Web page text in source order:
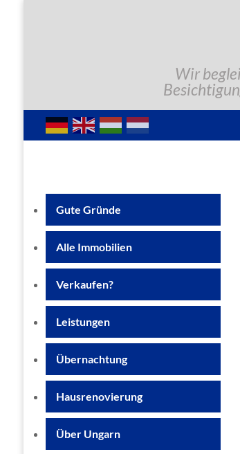
Wir
Gute Gründe
Alle Immobilien
Verkaufen?
Leistungen
Übernachtung
Hausrenovierung
Über Ungarn